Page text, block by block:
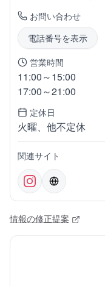
お問い合わせ
電話番号を表示
営業時間
11:00～15:00
17:00～21:00
定休日
火曜、他不定休
関連サイト
情報の修正提案